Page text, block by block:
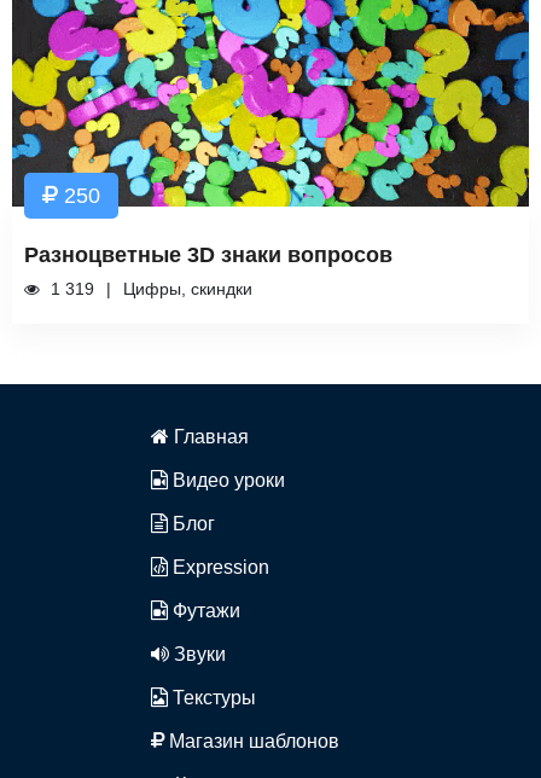
250
Разноцветные 3D знаки вопросов
1 319 Цифры, скиндки
Главная
Видео уроки
Блог
Expression
Футажи
Звуки
Текстуры
Магазин шаблонов